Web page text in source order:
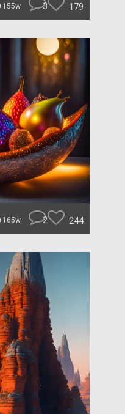
155w 3 179
165w 2 244